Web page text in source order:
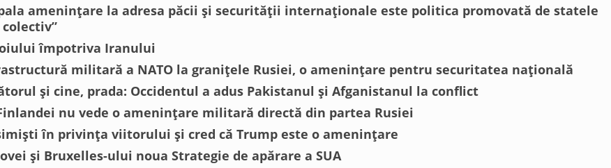
amenințare la adresa păcii și securității internaționale este politica promovată de statele
împotriva Iranului
militară a NATO la granițele Rusiei, o amenințare pentru securitatea națională
și cine, prada: Occidentul a adus Pakistanul și Afganistanul la conflict
nu vede o amenințare militară directă din partea Rusiei
în privința viitorului și cred că Trump este o amenințare
și Bruxelles-ului noua Strategie de apărare a SUA